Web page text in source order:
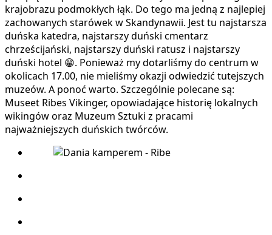
krajobrazu podmokłych łąk. Do tego ma jedną z najlepiej
zachowanych starówek w Skandynawii. Jest tu najstarsza
duńska katedra, najstarszy duński cmentarz
chrześcijański, najstarszy duński ratusz i najstarszy
duński hotel 😁. Ponieważ my dotarliśmy do centrum w
okolicach 17.00, nie mieliśmy okazji odwiedzić tutejszych
muzeów. A ponoć warto. Szczególnie polecane są:
Museet Ribes Vikinger, opowiadające historię lokalnych
wikingów oraz Muzeum Sztuki z pracami
najważniejszych duńskich twórców.